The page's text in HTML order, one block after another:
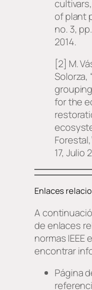
of plant
no. 3,
2014.
[2] M.
Solorza,
for the
Forestal
17, Julio
Enlaces
A
de enlaces
normas IEEE
encontrar
Página